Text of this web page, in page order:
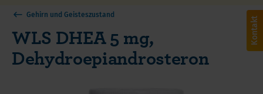
Gehirn und Geisteszustand
WLS DHEA 5 mg,
Dehydroepiandrosteron
Kontakt